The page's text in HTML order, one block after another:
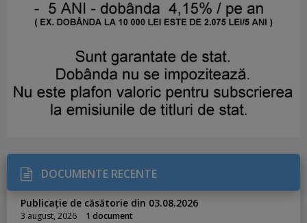
DOCUMENTE RECENTE
Publicație de căsătorie din 03.08.2026
3 august, 2026 1 document